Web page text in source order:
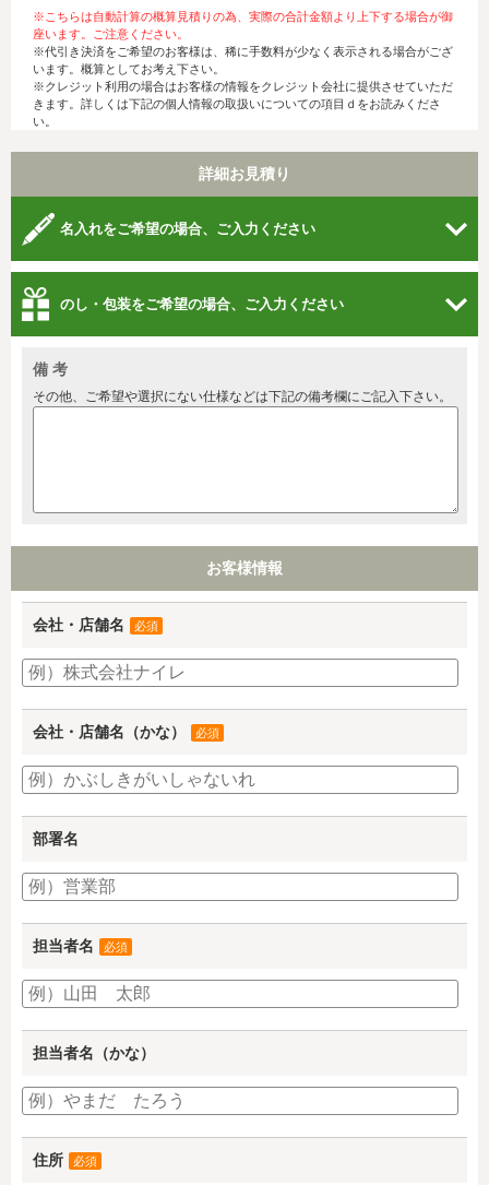
※こちらは自動計算の概算見積りの為、実際の合計金額より上下する場合が御
座います。ご注意ください。
※代引き決済をご希望のお客様は、稀に手数料が少なく表示される場合がござ
います。概算としてお考え下さい。
※クレジット利用の場合はお客様の情報をクレジット会社に提供させていただ
きます。詳しくは下記の個人情報の取扱いについての項目ｄをお読みくださ
い。
詳細お見積り
名入れをご希望の場合、ご入力ください
のし・包装をご希望の場合、ご入力ください
備 考
その他、ご希望や選択にない仕様などは下記の備考欄にご記入下さい。
お客様情報
会社・店舗名 必須
会社・店舗名（かな） 必須
部署名
担当者名 必須
担当者名（かな）
住所 必須